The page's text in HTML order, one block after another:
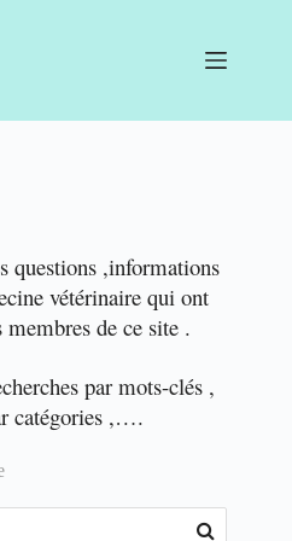
questions ,informations
vétérinaire qui ont
membres de ce site .
par mots-clés ,
catégories ,….